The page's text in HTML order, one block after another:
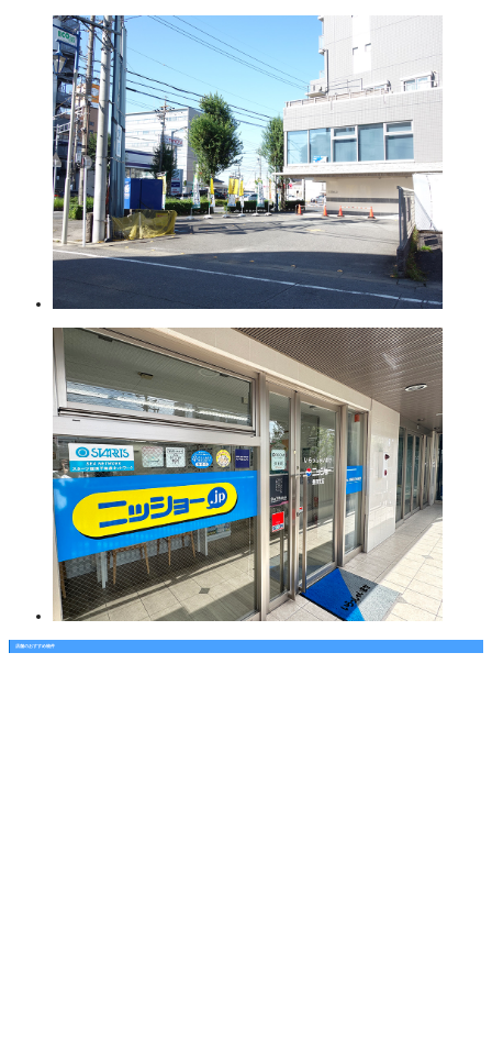
店舗のおすすめ物件